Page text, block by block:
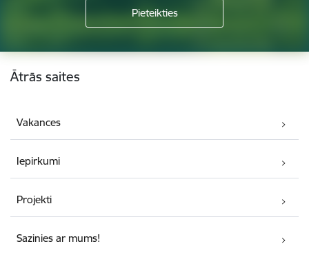
Kājene
Ātrās saites
Vakances
Iepirkumi
Projekti
Sazinies ar mums!